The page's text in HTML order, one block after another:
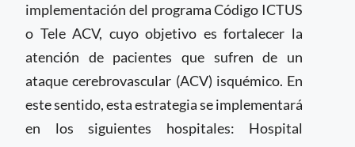
implementación del programa Código ICTUS
o Tele ACV, cuyo objetivo es fortalecer la
atención de pacientes que sufren de un
ataque cerebrovascular (ACV) isquémico. En
este sentido, esta estrategia se implementará
en los siguientes hospitales: Hospital